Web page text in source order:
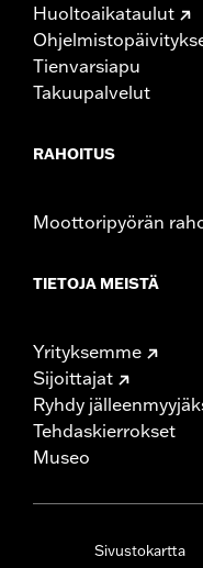
Huoltoaikataulut
Tienvarsiapu
Takuupalvelut
RAHOITUS
Moottoripyörän
TIETOJA MEISTÄ
Yrityksemme
Sijoittajat
Ryhdy
Tehdaskierrokset
Museo
Sivustokartta